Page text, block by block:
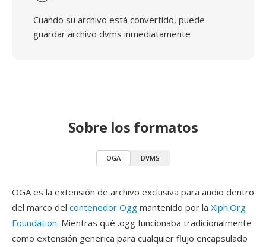
Cuando su archivo está convertido, puede
guardar archivo dvms inmediatamente
Sobre los formatos
OGA DVMS
OGA es la extensión de archivo exclusiva para audio dentro
del marco del contenedor Ogg mantenido por la Xiph.Org
Foundation. Mientras qué .ogg funcionaba tradicionalmente
como extensión generica para cualquier flujo encapsulado